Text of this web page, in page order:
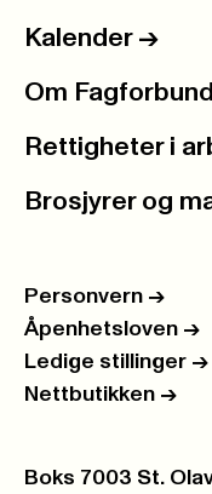
Kalender ->
Om
Rettigheter i
Brosjyrer og
Personvern ->
Åpenhetsloven ->
Ledige stillinger ->
Nettbutikken ->
Postboks:
Boks 7003 St.